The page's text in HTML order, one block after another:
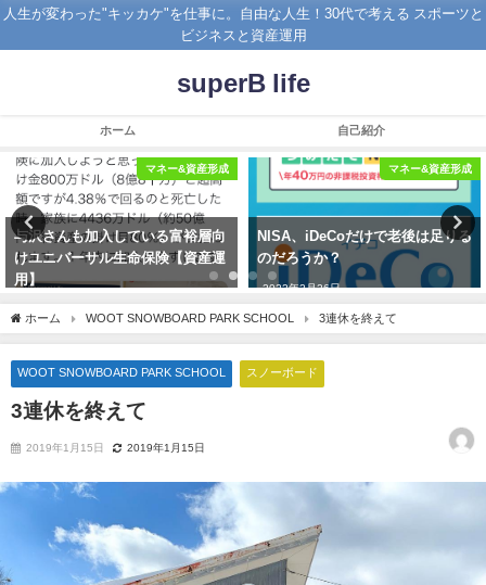
人生が変わった"キッカケ"を仕事に。自由な人生！30代で考える スポーツと
ビジネスと資産運用
superB life
ホーム 自己紹介
マネー&資産形成
NISA、iDeCoだけで老後は足りる
のだろうか？
2022年2月26日
マネー&資産形成
これが【資産構築のゴール】だ
っ！
2021年10月26日
ホーム WOOT SNOWBOARD PARK SCHOOL 3連休を終えて
WOOT SNOWBOARD PARK SCHOOL スノーボード
3連休を終えて
2019年1月15日 2019年1月15日